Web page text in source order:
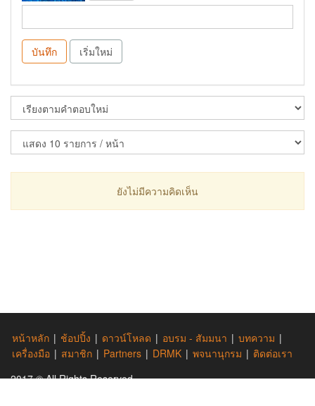
บันทึก เริ่มใหม่
ยังไม่มีความคิดเห็น
หน้าหลัก | ช้อปปิ้ง | ดาวน์โหลด | อบรม - สัมมนา | บทความ |
เครื่องมือ | สมาชิก | Partners | DRMK | พจนานุกรม | ติดต่อเรา
2017 © All Rights Reserved.